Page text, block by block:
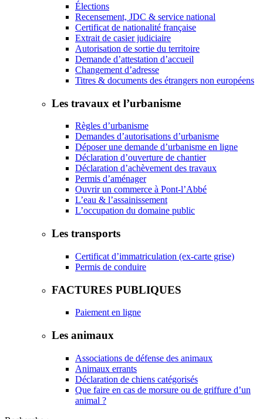
Élections
Recensement, JDC & service national
Certificat de nationalité française
Extrait de casier judiciaire
Autorisation de sortie du territoire
Demande d’attestation d’accueil
Changement d’adresse
Titres & documents des étrangers non européens
Les travaux et l’urbanisme
Règles d’urbanisme
Demandes d’autorisations d’urbanisme
Déposer une demande d’urbanisme en ligne
Déclaration d’ouverture de chantier
Déclaration d’achèvement des travaux
Permis d’aménager
Ouvrir un commerce à Pont-l’Abbé
L’eau & l’assainissement
L’occupation du domaine public
Les transports
Certificat d’immatriculation (ex-carte grise)
Permis de conduire
FACTURES PUBLIQUES
Paiement en ligne
Les animaux
Associations de défense des animaux
Animaux errants
Déclaration de chiens catégorisés
Que faire en cas de morsure ou de griffure d’un
animal ?